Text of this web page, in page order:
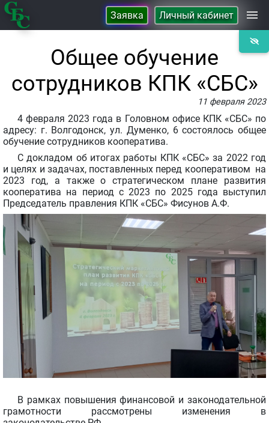
Заявка Личный кабинет
Сбережения
Контакты
О Кооперативе
Общее обучение
сотрудников КПК «СБС»
11 февраля 2023
4 февраля 2023 года в Головном офисе КПК «СБС» по
адресу: г. Волгодонск, ул. Думенко, 6 состоялось общее
обучение сотрудников кооператива.
С докладом об итогах работы КПК «СБС» за 2022 год
и целях и задачах, поставленных перед кооперативом на
2023 год, а также о стратегическом плане развития
кооператива на период с 2023 по 2025 года выступил
Председатель правления КПК «СБС» Фисунов А.Ф.
В рамках повышения финансовой и законодательной
грамотности рассмотрены изменения в